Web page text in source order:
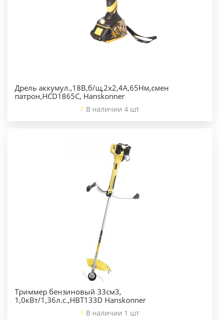
Дрель аккумул.,18В,б/щ,2х2,4А,65Нм,смен
патрон,HCD1865C, Hanskonner
В наличии 4 шт
Триммер бензиновый 33см3,
1,0кВт/1,36л.с.,HBT133D Hanskonner
В наличии 1 шт